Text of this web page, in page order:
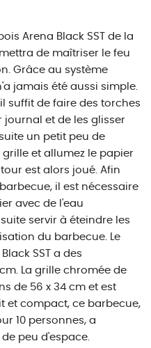
Arena Black SST de la
de maîtriser le feu
Grâce au système
jamais été aussi simple.
suffit de faire des torches
journal et de les glisser
un petit peu de
et allumez le papier
est alors joué. Afin
il est nécessaire
avec de l'eau
servir à éteindre les
du barbecue. Le
SST a des
La grille chromée de
de 56 x 34 cm et est
et compact, ce barbecue,
10 personnes, a
peu d'espace.